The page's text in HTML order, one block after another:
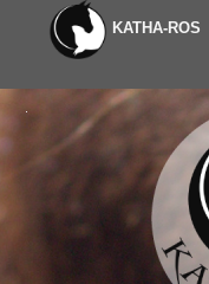
KATHA-ROS